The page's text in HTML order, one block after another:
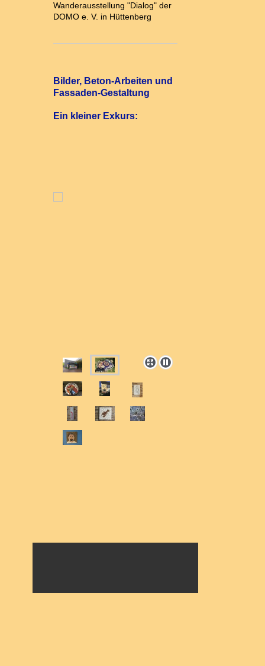
Wanderausstellung "Dialog" der
DOMO e. V. in Hüttenberg
Bilder, Beton-Arbeiten und
Fassaden-Gestaltung
Ein kleiner Exkurs: